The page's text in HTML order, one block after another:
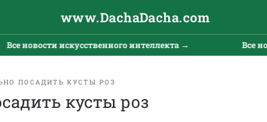
www.DachaDacha.com
новости искусственного интеллекта → Все
ПОСАДИТЬ КУСТЫ РОЗ
кусты роз